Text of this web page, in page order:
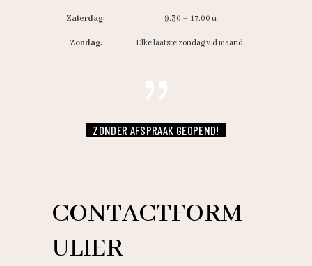
Zaterdag: 9.30 – 17.00 u
Zondag: Elke laatste zondag v.d maand.
ZONDER AFSPRAAK GEOPEND!
CONTACTFORM
ULIER